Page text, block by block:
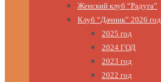
Женский клуб “Радуга”
Клуб “Дачник” 2026 год
2025 год
2024 ГОД
2023 год
2022 год